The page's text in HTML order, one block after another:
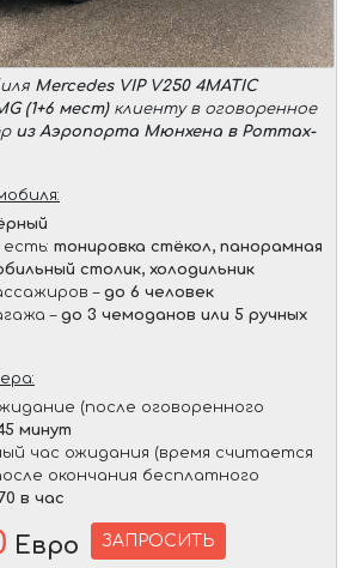
Mercedes VIP V250 4MATIC
(1+6 мест)клиенту в оговоренное
из Аэропорта Мюнхена в Роттах-
тонировка стёкол, панорамная
столик, холодильник
– до 6 человек
– до 3 чемоданов или 5 ручных
(после оговоренного
минут
час ожидания (время считается
окончания бесплатного
в час
Евро ЗАПРОСИТЬ